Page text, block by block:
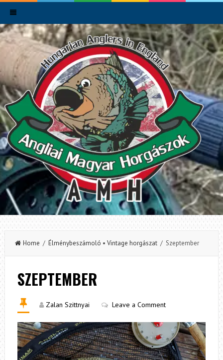
Home / Élménybeszámoló • Vintage horgászat/ Szeptember
SZEPTEMBER
Zalan Szittnyai Leave a Comment